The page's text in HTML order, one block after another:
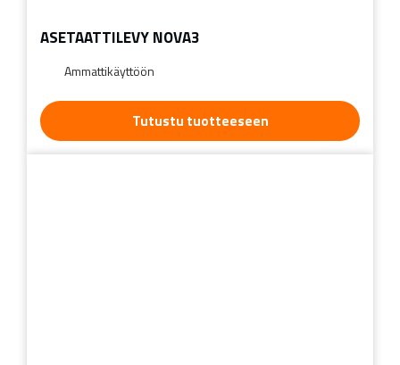
ASETAATTILEVY NOVA3
Ammattikäyttöön
Tutustu tuotteeseen